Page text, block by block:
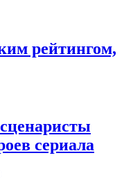
рейтингом,
сериала